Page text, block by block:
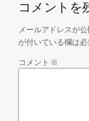
コメントを
メールアドレスが
が付いている欄は
コメント ※